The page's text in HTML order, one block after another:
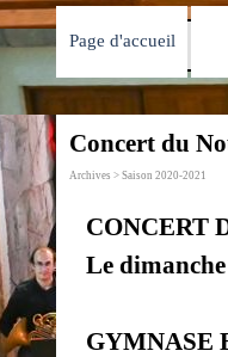
Page d'accueil
Concert du
Archives > Saison 2020-2021
CONCERT
Le
GYMNASE